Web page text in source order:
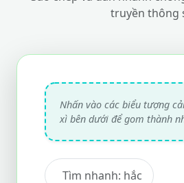
truyền thông